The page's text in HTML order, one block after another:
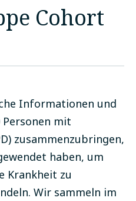
Cohort
Informationen und
Personen mit
zusammenzubringen,
haben, um
Krankheit zu
Wir sammeln im